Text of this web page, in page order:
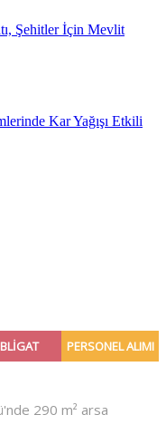
Şehitler İçin Mevlit
Kar Yağışı Etkili